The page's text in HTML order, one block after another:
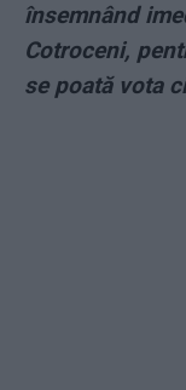
însemnând
Cotroceni,
se poată vota